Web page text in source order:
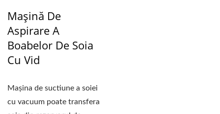
Mașină De
Aspirare A
Boabelor De Soia
Cu Vid
Mașina de suctiune a soiei
cu vacuum poate transfera